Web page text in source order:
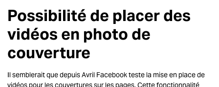
Possibilité de placer des
vidéos en photo de
couverture
Il semblerait que depuis Avril Facebookteste la mise en place de
vidéos pour les couvertures sur les pages. Cette fonctionnalité